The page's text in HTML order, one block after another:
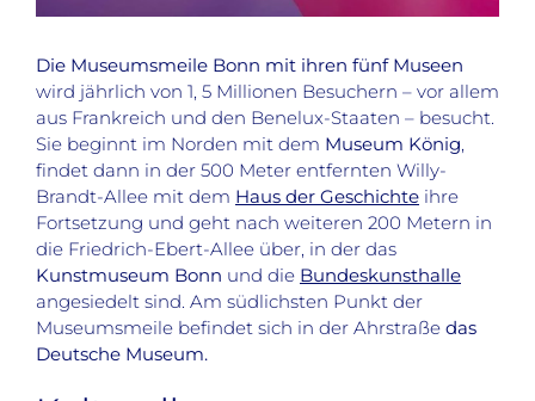
Die Museumsmeile Bonn mit ihren fünf Museen
wird jährlich von 1, 5 Millionen Besuchern – vor allem
aus Frankreich und den Benelux-Staaten – besucht.
Sie beginnt im Norden mit dem Museum König,
findet dann in der 500 Meter entfernten Willy-
Brandt-Allee mit dem Haus der Geschichte ihre
Fortsetzung und geht nach weiteren 200 Metern in
die Friedrich-Ebert-Allee über, in der das
Kunstmuseum Bonn und die Bundeskunsthalle
angesiedelt sind. Am südlichsten Punkt der
Museumsmeile befindet sich in der Ahrstraße das
Deutsche Museum.